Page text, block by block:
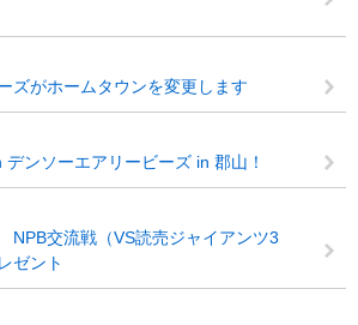
ズがホームタウンを変更します
ンソーエアリービーズ in 郡山！
交流戦（VS読売ジャイアンツ3
ゼント